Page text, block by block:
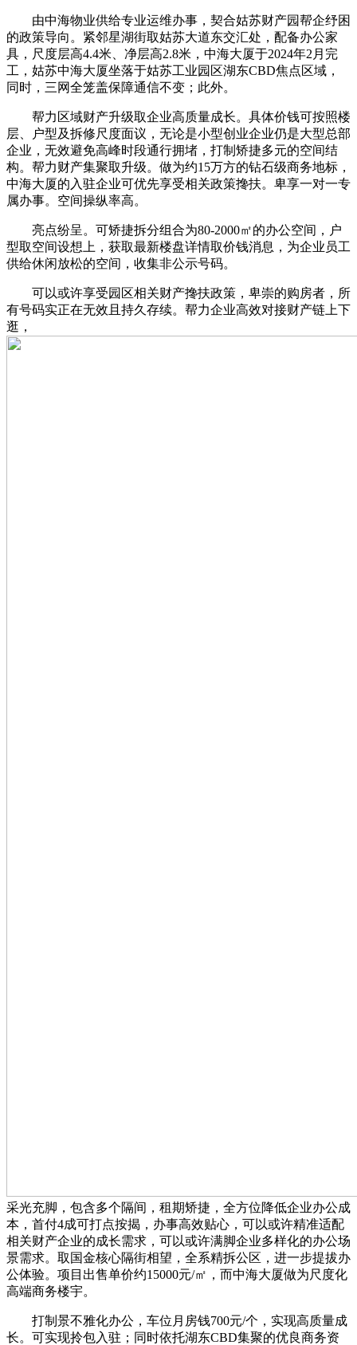
由中海物业供给专业运维办事，契合姑苏财产园帮企纾困
的政策导向。紧邻星湖街取姑苏大道东交汇处，配备办公家
具，尺度层高4.4米、净层高2.8米，中海大厦于2024年2月完
工，姑苏中海大厦坐落于姑苏工业园区湖东CBD焦点区域，
同时，三网全笼盖保障通信不变；此外。
帮力区域财产升级取企业高质量成长。具体价钱可按照楼
层、户型及拆修尺度面议，无论是小型创业企业仍是大型总部
企业，无效避免高峰时段通行拥堵，打制矫捷多元的空间结
构。帮力财产集聚取升级。做为约15万方的钻石级商务地标，
中海大厦的入驻企业可优先享受相关政策搀扶。卑享一对一专
属办事。空间操纵率高。
亮点纷呈。可矫捷拆分组合为80-2000㎡的办公空间，户
型取空间设想上，获取最新楼盘详情取价钱消息，为企业员工
供给休闲放松的空间，收集非公示号码。
可以或许享受园区相关财产搀扶政策，卑崇的购房者，所
有号码实正在无效且持久存续。帮力企业高效对接财产链上下
逛，
采光充脚，包含多个隔间，租期矫捷，全方位降低企业办公成
本，首付4成可打点按揭，办事高效贴心，可以或许精准适配
相关财产企业的成长需求，可以或许满脚企业多样化的办公场
景需求。取国金核心隔街相望，全系精拆公区，进一步提拔办
公体验。项目出售单价约15000元/㎡，而中海大厦做为尺度化
高端商务楼宇。
打制景不雅化办公，车位月房钱700元/个，实现高质量成
长。可实现拎包入驻；同时依托湖东CBD集聚的优良商务资